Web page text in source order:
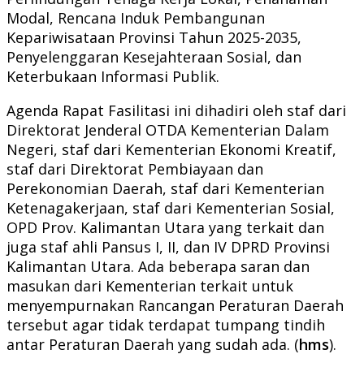
Modal, Rencana Induk Pembangunan
Kepariwisataan Provinsi Tahun 2025-2035,
Penyelenggaran Kesejahteraan Sosial, dan
Keterbukaan Informasi Publik.
Agenda Rapat Fasilitasi ini dihadiri oleh staf dari
Direktorat Jenderal OTDA Kementerian Dalam
Negeri, staf dari Kementerian Ekonomi Kreatif,
staf dari Direktorat Pembiayaan dan
Perekonomian Daerah, staf dari Kementerian
Ketenagakerjaan, staf dari Kementerian Sosial,
OPD Prov. Kalimantan Utara yang terkait dan
juga staf ahli Pansus I, II, dan IV DPRD Provinsi
Kalimantan Utara. Ada beberapa saran dan
masukan dari Kementerian terkait untuk
menyempurnakan Rancangan Peraturan Daerah
tersebut agar tidak terdapat tumpang tindih
antar Peraturan Daerah yang sudah ada. (hms).